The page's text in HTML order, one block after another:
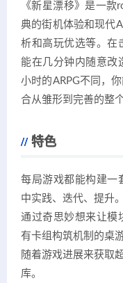
《新星漂移》是一
典的街机体验和现代
析和高玩优选等。在
能在几分钟内随意改
小时的ARPG不同，
合从雏形到完善的整
特色
每局游戏都能构建一
中实践、迭代、提升。
通过奇思妙想来让模
有卡组构筑机制的桌游
随着游戏进展来获取
库。